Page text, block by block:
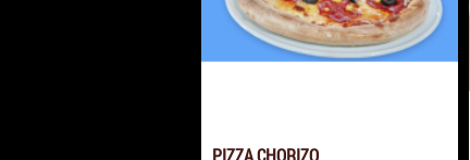
PIZZA CHORIZO